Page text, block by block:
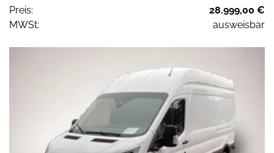
Preis:
28.999,00 €
MWSt:
ausweisbar